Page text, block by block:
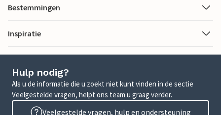
Bestemmingen
Inspiratie
Hulp nodig?
Als u de informatie die u zoekt niet kunt vinden in de sectie
Veelgestelde vragen, helpt ons team u graag verder.
Veelgestelde vragen, hulp en ondersteuning